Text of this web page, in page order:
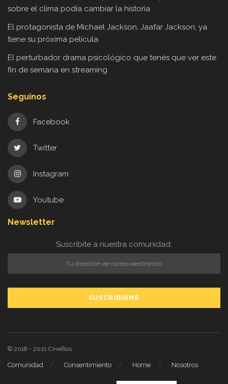
sobre el clima podía cambiar la historia
El protagonista de Michael Jackson, Jaafar Jackson, ya
tiene su próxima película
El perturbador drama psicológico que tenés que ver este
fin de semana en streaming
Seguinos
Facebook
Twitter
Instagram
Youtube
Newsletter
Suscribite a nuestra comunidad:
© 2018 - 2021 Cinefilos
Comunidad Consentimiento Home Nosotros